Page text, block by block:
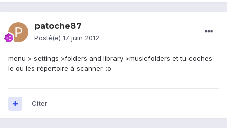
patoche87
Posté(e) 17 juin 2012
menu > settings >folders and library >musicfolders et tu coches
le ou les répertoire à scanner. :o
Citer